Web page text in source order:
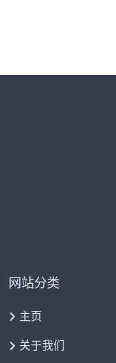
网站分类
主页
关于我们